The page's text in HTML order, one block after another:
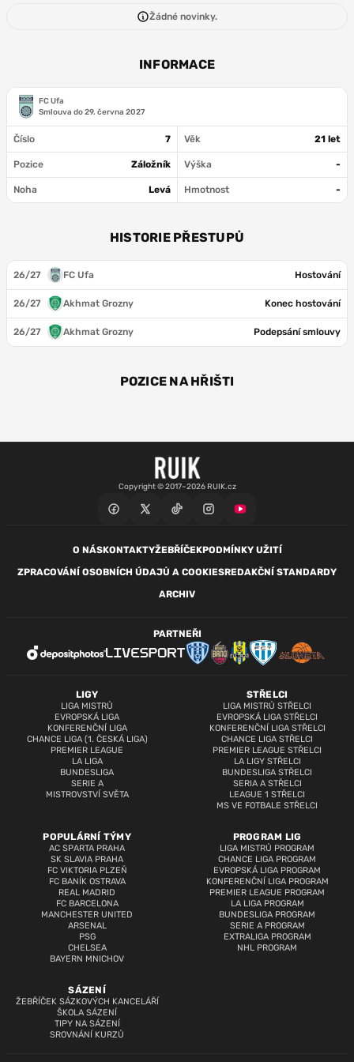
Žádné novinky.
INFORMACE
FC Ufa
Smlouva do29. června 2027
Číslo 7 Věk 21 let
Pozice Záložník Výška -
Noha Levá Hmotnost -
HISTORIE PŘESTUPŮ
26/27 FC Ufa Hostování
26/27 Akhmat Grozny Konec hostování
26/27 Akhmat Grozny Podepsání smlouvy
POZICE NA HŘIŠTI
Copyright © 2017–2026 RUIK.cz
O NÁSKONTAKTYŽEBŘÍČEKPODMÍNKY UŽITÍ
ZPRACOVÁNÍ OSOBNÍCH ÚDAJŮ A COOKIESREDAKČNÍ STANDARDY
ARCHIV
LIGY
LIGA MISTRŮ
EVROPSKÁ LIGA
KONFERENČNÍ LIGA
CHANCE LIGA (1. ČESKÁ LIGA)
PREMIER LEAGUE
LA LIGA
BUNDESLIGA
SERIE A
MISTROVSTVÍ SVĚTA
STŘELCI
LIGA MISTRŮ STŘELCI
EVROPSKÁ LIGA STŘELCI
KONFERENČNÍ LIGA STŘELCI
CHANCE LIGA STŘELCI
PREMIER LEAGUE STŘELCI
LA LIGY STŘELCI
BUNDESLIGA STŘELCI
SERIA A STŘELCI
LEAGUE 1 STŘELCI
MS VE FOTBALE STŘELCI
POPULÁRNÍ TÝMY
AC SPARTA PRAHA
SK SLAVIA PRAHA
FC VIKTORIA PLZEŇ
FC BANÍK OSTRAVA
REAL MADRID
FC BARCELONA
MANCHESTER UNITED
ARSENAL
PSG
CHELSEA
BAYERN MNICHOV
PROGRAM LIG
LIGA MISTRŮ PROGRAM
CHANCE LIGA PROGRAM
EVROPSKÁ LIGA PROGRAM
KONFERENČNÍ LIGA PROGRAM
PREMIER LEAGUE PROGRAM
LA LIGA PROGRAM
BUNDESLIGA PROGRAM
SERIE A PROGRAM
EXTRALIGA PROGRAM
NHL PROGRAM
SÁZENÍ
ŽEBŘÍČEK SÁZKOVÝCH KANCELÁŘÍ
ŠKOLA SÁZENÍ
TIPY NA SÁZENÍ
SROVNÁNÍ KURZŮ
PARTNEŘI